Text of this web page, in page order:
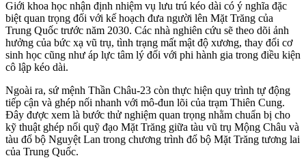
Giới khoa học nhận định nhiệm vụ lưu trú kéo dài có ý nghĩa đặc
biệt quan trọng đối với kế hoạch đưa người lên Mặt Trăng của
Trung Quốc trước năm 2030. Các nhà nghiên cứu sẽ theo dõi ảnh
hưởng của bức xạ vũ trụ, tình trạng mất mật độ xương, thay đổi cơ
sinh học cũng như áp lực tâm lý đối với phi hành gia trong điều kiện
cô lập kéo dài.
Ngoài ra, sứ mệnh Thần Châu-23 còn thực hiện quy trình tự động
tiếp cận và ghép nối nhanh với mô-đun lõi của trạm Thiên Cung.
Đây được xem là bước thử nghiệm quan trọng nhằm chuẩn bị cho
kỹ thuật ghép nối quỹ đạo Mặt Trăng giữa tàu vũ trụ Mộng Châu và
tàu đổ bộ Nguyệt Lan trong chương trình đổ bộ Mặt Trăng tương lai
của Trung Quốc.